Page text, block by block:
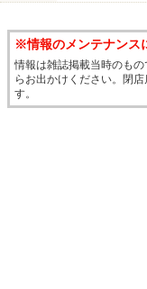
※情報のメンテナンス
情報は雑誌掲載当時のも
らお出かけください。閉
す。